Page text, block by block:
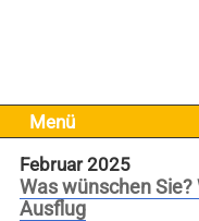
Menü
Februar 2025
Was wünschen
Ausflug